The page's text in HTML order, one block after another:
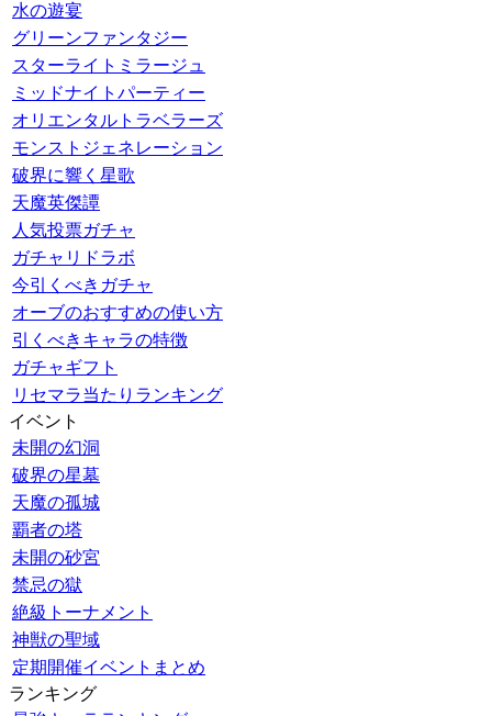
水の遊宴
グリーンファンタジー
スターライトミラージュ
ミッドナイトパーティー
オリエンタルトラベラーズ
モンストジェネレーション
破界に響く星歌
天魔英傑譚
人気投票ガチャ
ガチャリドラボ
今引くべきガチャ
オーブのおすすめの使い方
引くべきキャラの特徴
ガチャギフト
リセマラ当たりランキング
イベント
未開の幻洞
破界の星墓
天魔の孤城
覇者の塔
未開の砂宮
禁忌の獄
絶級トーナメント
神獣の聖域
定期開催イベントまとめ
ランキング